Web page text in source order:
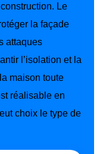
Le
la façade
attaques
l’isolation et la
maison toute
réalisable en
choix le type de